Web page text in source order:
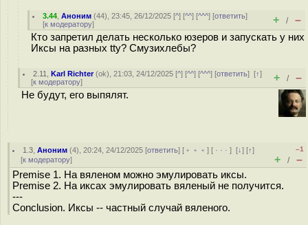
3.44 ,Аноним (44), 23:45, 26/12/2025 [^] [^^] [^^^] [ответить]
[к модератору] + / –
Кто запретил делать несколько юзеров и запускать у них
Иксы на разных tty? Смузихлебы?
2.11 ,Karl Richter(ok), 21:03, 24/12/2025 [^] [^^] [^^^] [ответить][↑]
[к модератору] + / –
Не будут, его выпялят.
1.3 ,Аноним (4), 20:24, 24/12/2025 [ответить] [ ﹢﹢﹢] [ · · ·][↓] [↑]
[к модератору]
–1
+ / –
Premise 1. На вяленом можно эмулировать иксы.
Premise 2. На иксах эмулировать вяленый не получится.
---
Conclusion. Иксы -- частный случай вяленого.